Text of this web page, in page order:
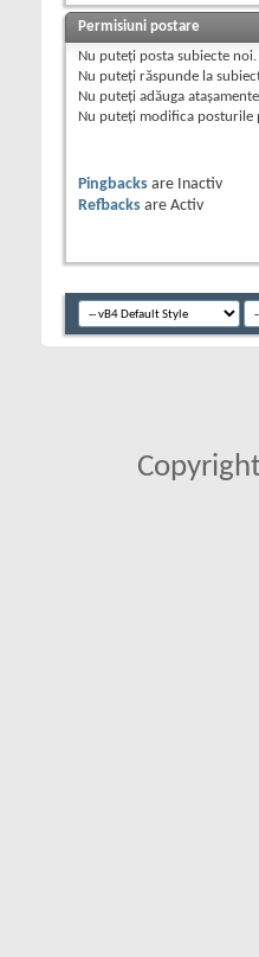
Permisiuni postare
Nu puteţi posta subiecte noi.
Nu puteţi răspunde la
Nu puteţi adăuga ataşamente
Nu puteţi modifica posturile
Pingbacks are
Inactiv
Refbacks are Activ